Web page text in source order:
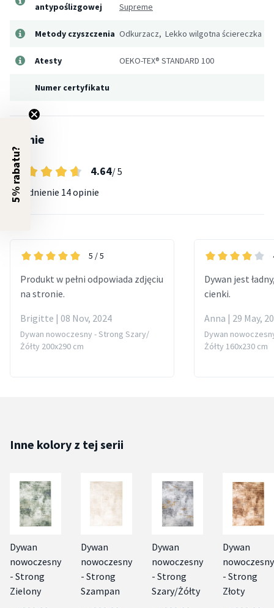
antypoślizgowej Supreme
Metody czyszczenia Odkurzacz, Lekko wilgotna ściereczka
Atesty OEKO-TEX® STANDARD 100
Numer certyfikatu
Opinie
4.64/ 5
Uśrednienie 14 opinie
5 / 5
Produkt w pełni odpowiada zdjęciu
na stronie.
Brigitte | 08 Nov, 2024
Dywan nowoczesny - Strong Szary/
Żółty 200x290 cm
Dywan jest
cienki.
Anna | 29 May,
Dywan
Żółty 160x230 cm
Inne kolory z tej serii
Dywan
nowoczesny
- Strong
Zielony
Dywan
nowoczesny
- Strong
Szampan
Dywan
nowoczesny
- Strong
Szary/Żółty
Dywan
nowoczesny
- Strong
Złoty
5% rabatu?